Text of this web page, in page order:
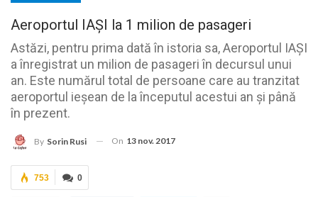
Aeroportul IAȘI la 1 milion de pasageri
Astăzi, pentru prima dată în istoria sa, Aeroportul IAȘI
a înregistrat un milion de pasageri în decursul unui
an. Este numărul total de persoane care au tranzitat
aeroportul ieșean de la începutul acestui an și până
în prezent.
By Sorin Rusi On 13 nov. 2017
0
753